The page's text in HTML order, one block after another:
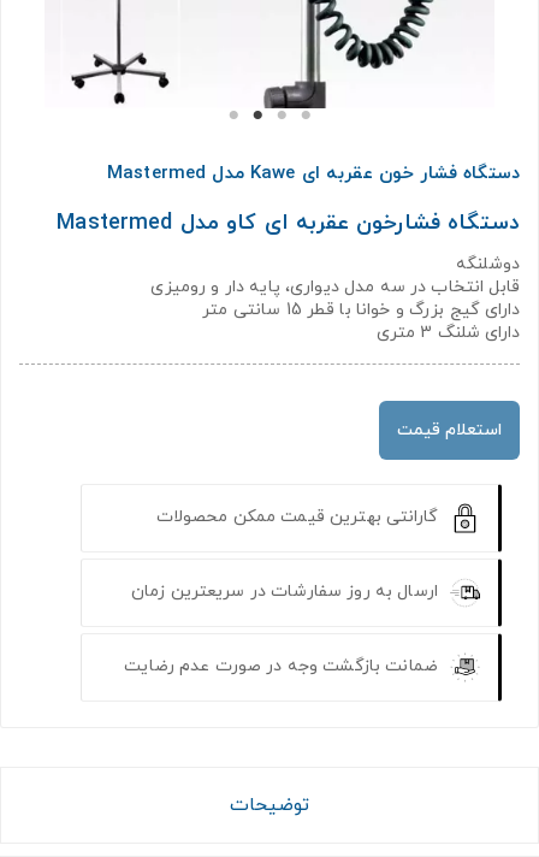
دستگاه فشار خون عقربه ای Kawe مدل Mastermed
دستگاه فشارخون عقربه ای کاو مدل Mastermed
دوشلنگه
قابل انتخاب در سه مدل دیواری، پایه دار و رومیزی
دارای گیج بزرگ و خوانا با قطر 15 سانتی متر
دارای شلنگ 3 متری
استعلام قیمت
گارانتی بهترین قیمت ممکن محصولات
ارسال به روز سفارشات در سریعترین زمان
ضمانت بازگشت وجه در صورت عدم رضایت
توضیحات